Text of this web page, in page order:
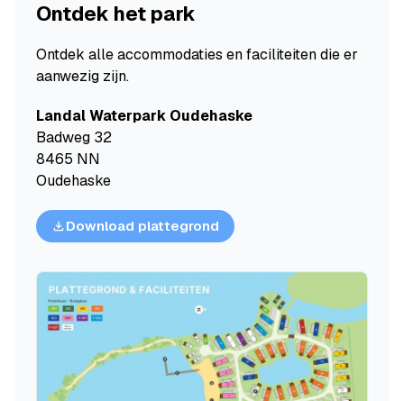
Ontdek het park
Ontdek alle accommodaties en faciliteiten die er
aanwezig zijn.
Landal Waterpark Oudehaske
Badweg 32
8465 NN
Oudehaske
Download plattegrond